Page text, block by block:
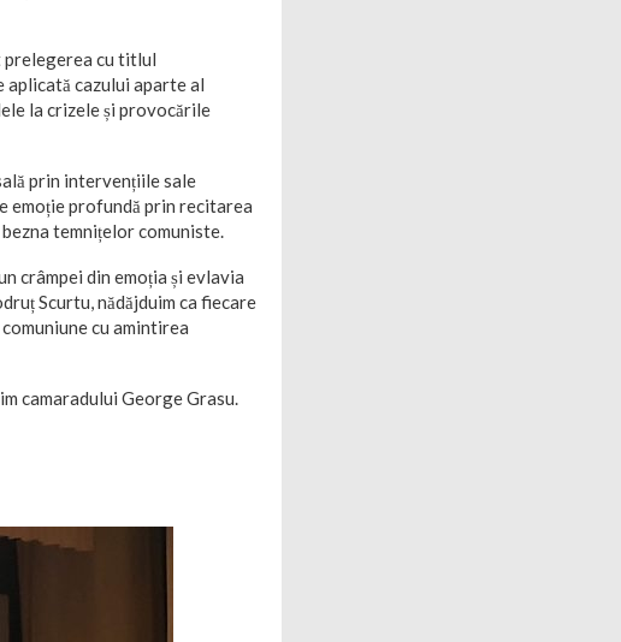
cu titlul
cazului aparte al
la crizele și provocările
prin intervențiile sale
emoție profundă prin recitarea
temnițelor comuniste.
crâmpei din emoția și evlavia
Scurtu, nădăjduim ca fiecare
cu amintirea
camaradului George Grasu.